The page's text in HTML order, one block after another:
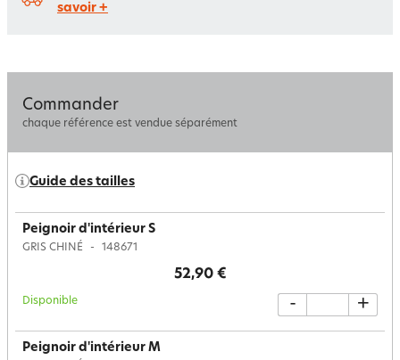
savoir +
Commander
chaque référence est vendue séparément
Guide des tailles
Peignoir d'intérieur S
GRIS CHINÉ 148671
52,90 €
Disponible - +
Peignoir d'intérieur M